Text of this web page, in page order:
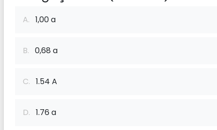
A. 1,00 a
B. 0,68 a
C. 1.54 A
D. 1.76 a